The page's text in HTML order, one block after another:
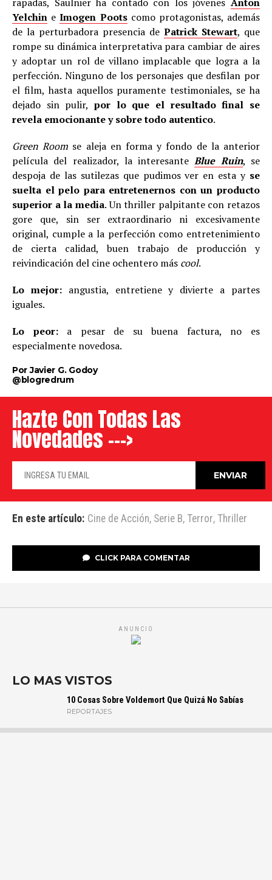
Yelchin eImogen Pootscomo protagonistas, además
de la perturbadora presencia de Patrick Stewart, que
rompe su dinámica interpretativa para cambiar de aires
y adoptar un rol de villano implacable que logra a la
perfección. Ninguno de los personajes que desfilan por
el film, hasta aquellos puramente testimoniales, se ha
dejado sin pulir, por lo que el resultado final se
revela emocionante y sobre todo autentico.
Green Room se aleja en forma y fondo de la anterior
película del realizador, la interesanteBlue Ruin, se
despoja de las sutilezas que pudimos ver en esta y se
suelta el pelo para entretenernos con un producto
superior a la media. Un thriller palpitante con retazos
gore que, sin ser extraordinario ni excesivamente
original, cumple a la perfección como entretenimiento
de cierta calidad, buen trabajo de producción y
reivindicación del cine ochentero más cool.
Lo mejor:angustia, entretiene y divierte a partes
iguales.
Lo peor:a pesar de su buena factura, no es
especialmente novedosa.
Por Javier G. Godoy
@blogredrum
Hazte Con Todas Las
Novedades --->
En este artículo: Cine de Acción, Serie B, Terror, Thriller
CLICK PARA COMENTAR
ANUNCIO
LO MAS VISTOS
10 Cosas Sobre Voldemort Que Quizá No Sabías
REPORTAJES